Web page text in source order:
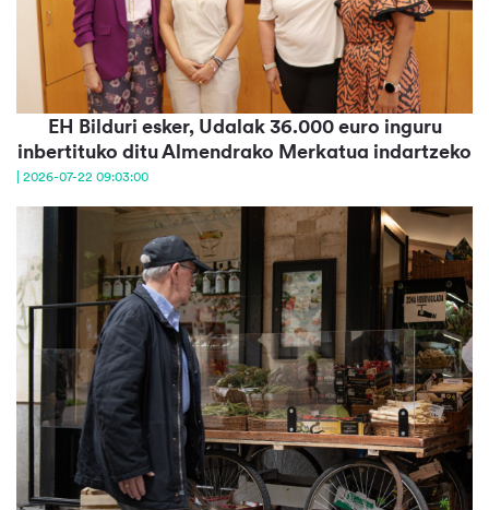
EH Bilduri esker, Udalak 36.000 euro inguru
inbertituko ditu Almendrako Merkatua indartzeko
| 2026-07-22 09:03:00